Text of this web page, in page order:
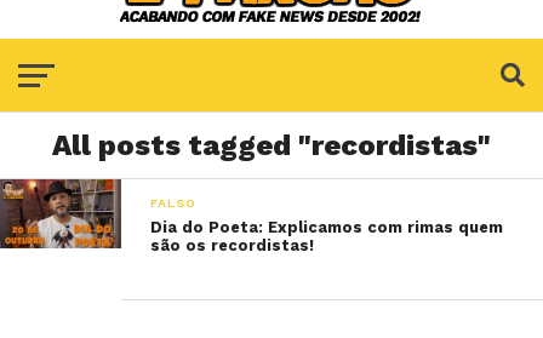
All posts tagged "recordistas"
FALSO
Dia do Poeta: Explicamos com rimas quem
são os recordistas!